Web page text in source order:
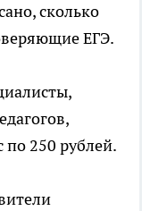
сколько
ЕГЭ.
250 рублей.